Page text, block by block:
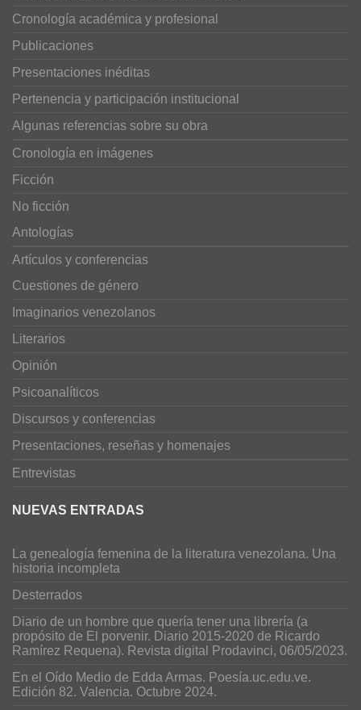
Cronología académica y profesional
Publicaciones
Presentaciones inéditas
Pertenencia y participación institucional
Algunas referencias sobre su obra
Cronología en imágenes
Ficción
No ficción
Antologías
Artículos y conferencias
Cuestiones de género
Imaginarios venezolanos
Literarios
Opinión
Psicoanalíticos
Discursos y conferencias
Presentaciones, reseñas y homenajes
Entrevistas
NUEVAS ENTRADAS
La genealogía femenina de la literatura venezolana. Una
historia incompleta
Desterrados
Diario de un hombre que quería tener una librería (a
propósito de El porvenir. Diario 2015-2020 de Ricardo
Ramírez Requena). Revista digital Prodavinci, 06/05/2023.
En el Oído Medio de Edda Armas. Poesía.uc.edu.ve.
Edición 82. Valencia. Octubre 2024.